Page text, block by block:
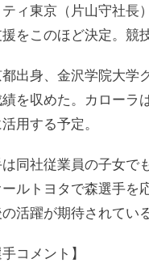
ティ東京（片山守社
をこのほど決定。競
出身、金沢学院大学
を収めた。カローラ
用する予定。
同社従業員の子女で
ルトヨタで森選手を
活躍が期待されている
コメント】